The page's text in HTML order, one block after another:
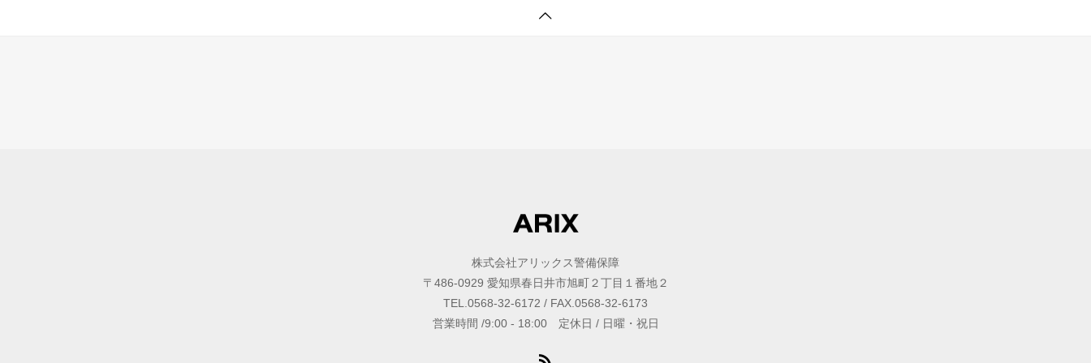
株式会社アリックス警備保障
〒486-0929 愛知県春日井市旭町２丁目１番地２
TEL.0568-32-6172 / FAX.0568-32-6173
営業時間 /9:00 - 18:00 定休日 / 日曜・祝日